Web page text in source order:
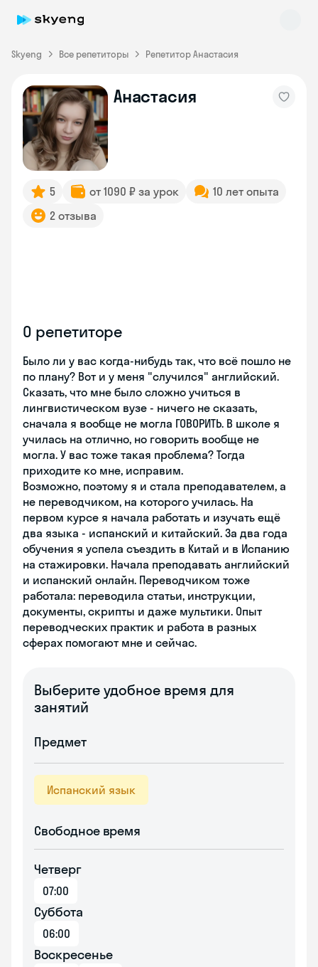
Skyeng Все репетиторы Репетитор Анастасия
Анастасия
5 от 1090 ₽ за урок
10 лет опыта
2 отзыва
О репетиторе
Было ли у вас когда-нибудь так, что всё пошло не
по плану? Вот и у меня "случился" английский.
Сказать, что мне было сложно учиться в
лингвистическом вузе - ничего не сказать,
сначала я вообще не могла ГОВОРИТЬ. В школе я
училась на отлично, но говорить вообще не
могла. У вас тоже такая проблема? Тогда
приходите ко мне, исправим.
Возможно, поэтому я и стала преподавателем, а
не переводчиком, на которого училась. На
первом курсе я начала работать и изучать ещё
два языка - испанский и китайский. За два года
обучения я успела съездить в Китай и в Испанию
на стажировки. Начала преподавать английский
и испанский онлайн. Переводчиком тоже
работала: переводила статьи, инструкции,
документы, скрипты и даже мультики. Опыт
переводческих практик и работа в разных
сферах помогают мне и сейчас.
Выберите удобное время для
занятий
Предмет
Испанский язык
Свободное время
Четверг
07:00
Суббота
06:00
Воскресенье
Skyeng Chat
online